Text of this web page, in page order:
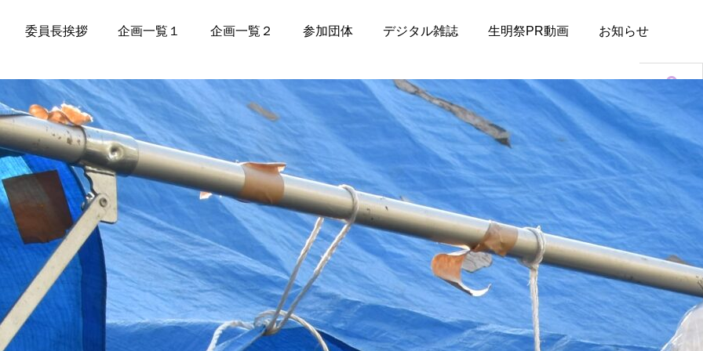
委員長挨拶 企画一覧１ 企画一覧２ 参加団体 デジタル雑誌 生明祭PR動画 お知らせ
デジタル雑誌
お知らせ